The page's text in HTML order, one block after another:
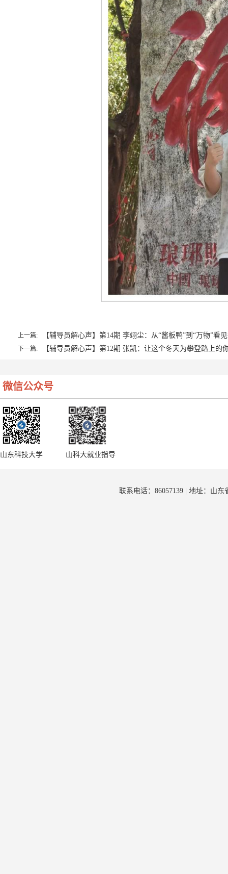
上一篇: 【辅导员解心声】第14期 李翊尘：从“酱板鸭”到“万物”看
下一篇: 【辅导员解心声】第12期 张凯：让这个冬天为攀登路上的
微信公众号
山东科技大学 山科大就业指导
联系电话：86057139 | 地址：山